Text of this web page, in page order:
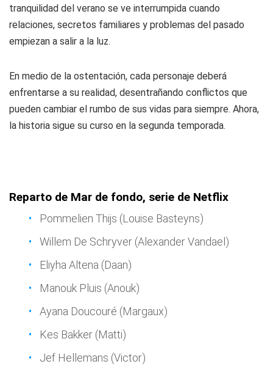
tranquilidad del verano se ve interrumpida cuando
relaciones, secretos familiares y problemas del pasado
empiezan a salir a la luz.
En medio de la ostentación, cada personaje deberá
enfrentarse a su realidad, desentrañando conflictos que
pueden cambiar el rumbo de sus vidas para siempre. Ahora,
la historia sigue su curso en la segunda temporada.
Reparto de Mar de fondo, serie de Netflix
Pommelien Thijs (Louise Basteyns)
Willem De Schryver (Alexander Vandael)
Eliyha Altena (Daan)
Manouk Pluis (Anouk)
Ayana Doucouré (Margaux)
Kes Bakker (Matti)
Jef Hellemans (Victor)